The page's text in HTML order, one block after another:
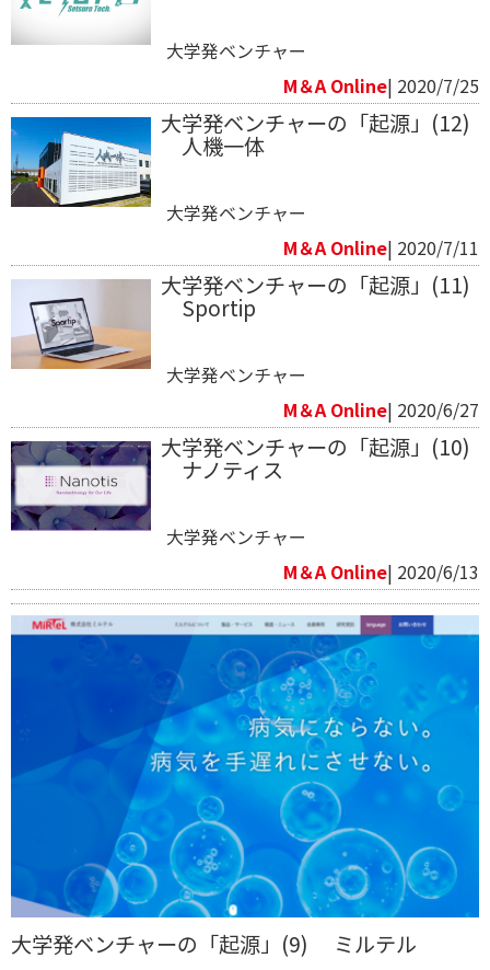
大学発ベンチャー
M＆A Online| 2020/7/25
大学発ベンチャーの「起源」(12)
人機一体
大学発ベンチャー
M＆A Online| 2020/7/11
大学発ベンチャーの「起源」(11)
Sportip
大学発ベンチャー
M＆A Online| 2020/6/27
大学発ベンチャーの「起源」(10)
ナノティス
大学発ベンチャー
M＆A Online| 2020/6/13
大学発ベンチャーの「起源」(9) ミルテル